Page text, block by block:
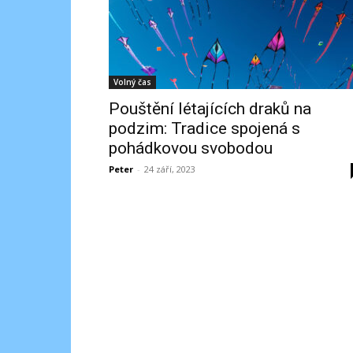
Volný čas
Pouštění létajících draků na
podzim: Tradice spojená s
pohádkovou svobodou
Peter - 24 září, 2023